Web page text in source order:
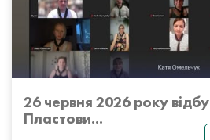
26 червня 2026 року
Пластови...